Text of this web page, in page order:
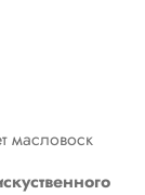
масловоск